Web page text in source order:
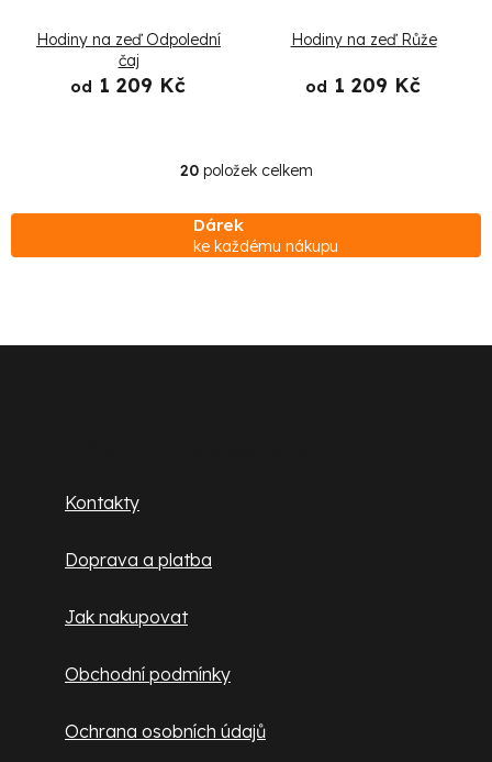
Hodiny na zeď Odpolední
čaj
od 1 209 Kč
Hodiny na zeď Růže
od 1 209 Kč
O
v
l
u
20položek celkem
Dárek
ke každému nákupu
Kontakty
Doprava a platba
Jak nakupovat
Obchodní podmínky
Ochrana osobních údajů